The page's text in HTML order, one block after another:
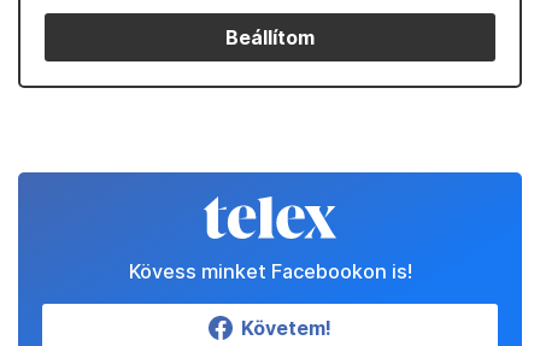
Beállítom
Kövess minket Facebookon is!
Követem!